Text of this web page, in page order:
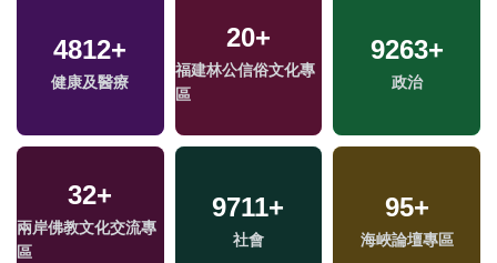
4812+
健康及醫療
20+
福建林公信俗文化專
區
9263+
政治
32+
兩岸佛教文化交流專
區
9711+
社會
95+
海峽論壇專區